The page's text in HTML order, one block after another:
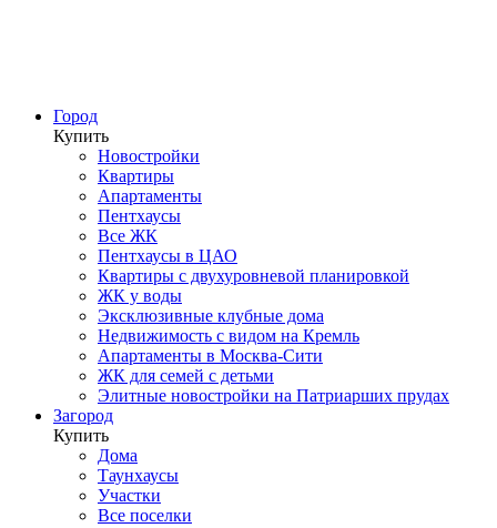
Город
Купить
Новостройки
Квартиры
Апартаменты
Пентхаусы
Все ЖК
Пентхаусы в ЦАО
Квартиры с двухуровневой планировкой
ЖК у воды
Эксклюзивные клубные дома
Недвижимость с видом на Кремль
Апартаменты в Москва-Сити
ЖК для семей с детьми
Элитные новостройки на Патриарших прудах
Загород
Купить
Дома
Таунхаусы
Участки
Все поселки